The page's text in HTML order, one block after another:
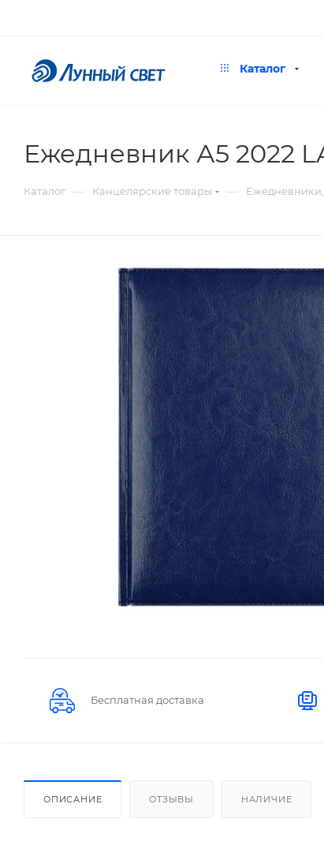
Каталог
Ежедневник А5 2022
Каталог — Канцелярские товары —
Бесплатная доставка
ОПИСАНИЕ ОТЗЫВЫ НАЛИЧИЕ